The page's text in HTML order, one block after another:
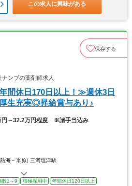
この求人に興味がある
保存する
ンブの薬剤師求人
間休日170日以上！≫週休3日
生充実◎昇給賞与あり♪
円～32.2万円程度 ※諸手当込み
海－米原) 三河塩津駅
数1～9 積極採用中 年間休日120日以上